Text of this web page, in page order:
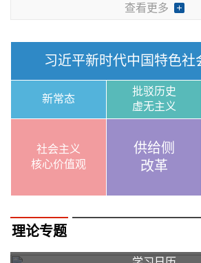
查看更多
习近平新时代中国特色社
新常态
批驳历史
虚无主义
社会主义
核心价值观
供给侧
改革
理论专题